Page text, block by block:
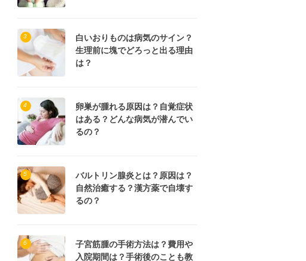
3
白いおりものは病気のサイン？
生理前に塊でどろっと出る理由
は？
4
卵巣が腫れる原因は？自覚症状
はある？どんな病気が潜んでい
るの？
5
バルトリン腺炎とは？原因は？
自然治癒する？漢方薬で自壊す
るの？
6
子宮筋腫の手術方法は？費用や
入院期間は？手術後のことも教